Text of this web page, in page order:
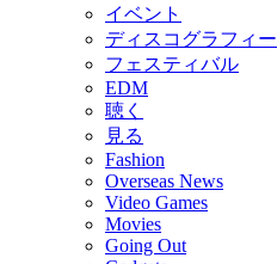
イベント
ディスコグラフィー
フェスティバル
EDM
聴く
見る
Fashion
Overseas News
Video Games
Movies
Going Out